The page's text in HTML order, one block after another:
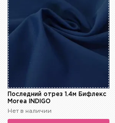
Последний отрез 1.4м Бифлекс
Morea INDIGO
Нет в наличии